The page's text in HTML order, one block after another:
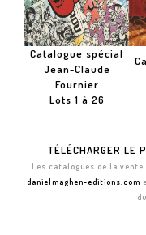
Catalogue spécial
Jean-Claude
Fournier
Lots 1 à 26
TÉLÉCHARGER LE
Les catalogues de la
danielmaghen-editions.com